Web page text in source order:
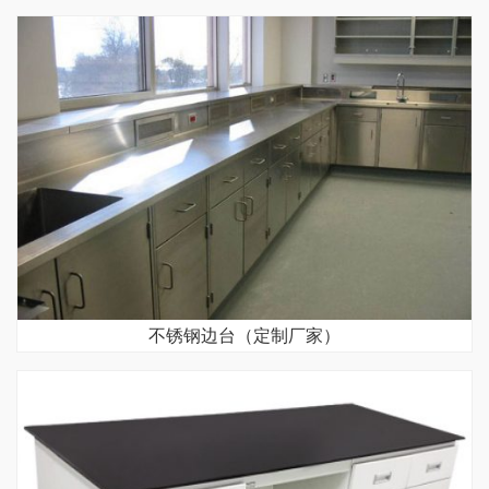
不锈钢边台（定制厂家）